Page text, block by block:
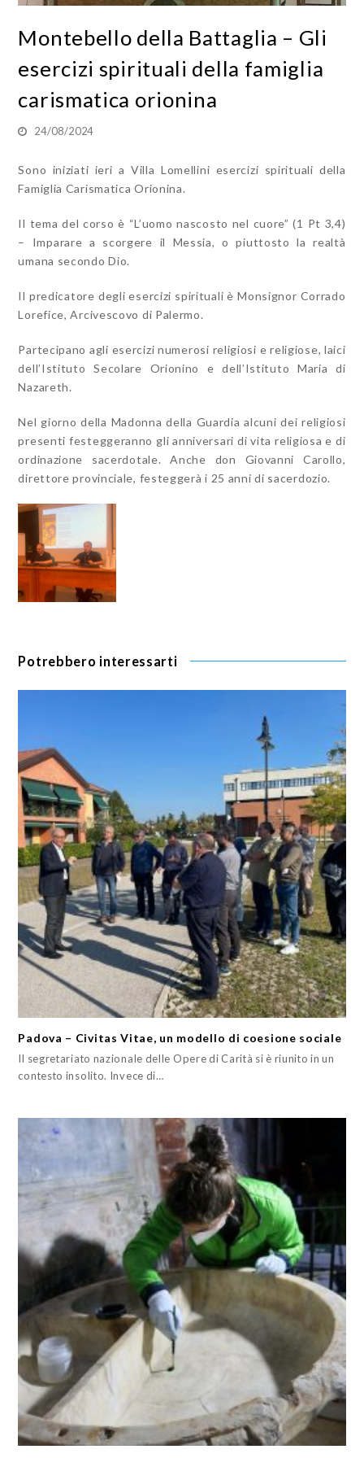
Montebello della Battaglia – Gli
esercizi spirituali della famiglia
carismatica orionina
24/08/2024
Sono iniziati ieri a Villa Lomellini esercizi spirituali della
Famiglia Carismatica Orionina.
Il tema del corso è “L’uomo nascosto nel cuore” (1 Pt 3,4)
– Imparare a scorgere il Messia, o piuttosto la realtà
umana secondo Dio.
Il predicatore degli esercizi spirituali è Monsignor Corrado
Lorefice, Arcivescovo di Palermo.
Partecipano agli esercizi numerosi religiosi e religiose, laici
dell’Istituto Secolare Orionino e dell’Istituto Maria di
Nazareth.
Nel giorno della Madonna della Guardia alcuni dei religiosi
presenti festeggeranno gli anniversari di vita religiosa e di
ordinazione sacerdotale. Anche don Giovanni Carollo,
direttore provinciale, festeggerà i 25 anni di sacerdozio.
Potrebbero interessarti
Padova – Civitas Vitae, un modello di coesione sociale
Il segretariato nazionale delle Opere di Carità si è riunito in un
contesto insolito. Invece di…